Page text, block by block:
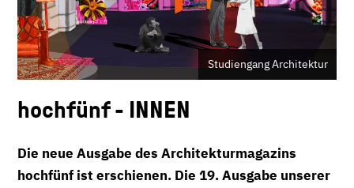
Studiengang Architektur
hochfünf - INNEN
Die neue Ausgabe des Architekturmagazins
hochfünf ist erschienen. Die 19. Ausgabe unserer